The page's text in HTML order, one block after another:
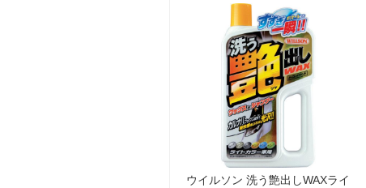
ウイルソン 洗う艶出しWAXライ